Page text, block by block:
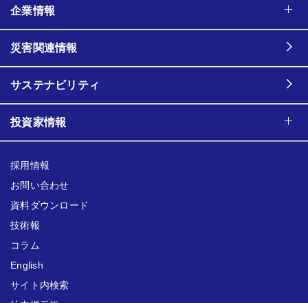
企業情報
災害関連情報
サステナビリティ
投資家情報
採用情報
お問い合わせ
資料ダウンロード
技術報
コラム
English
サイト内検索